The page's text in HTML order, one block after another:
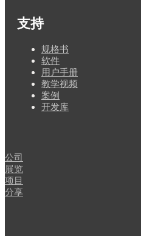
支持
规格书
软件
用户手册
教学视频
案例
开发库
公司
展览
项目
分享